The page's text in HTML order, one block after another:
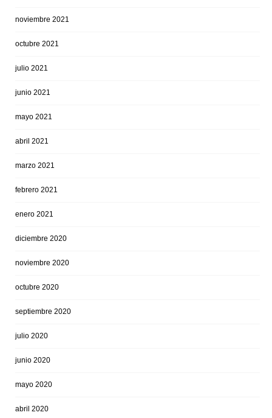
noviembre 2021
octubre 2021
julio 2021
junio 2021
mayo 2021
abril 2021
marzo 2021
febrero 2021
enero 2021
diciembre 2020
noviembre 2020
octubre 2020
septiembre 2020
julio 2020
junio 2020
mayo 2020
abril 2020